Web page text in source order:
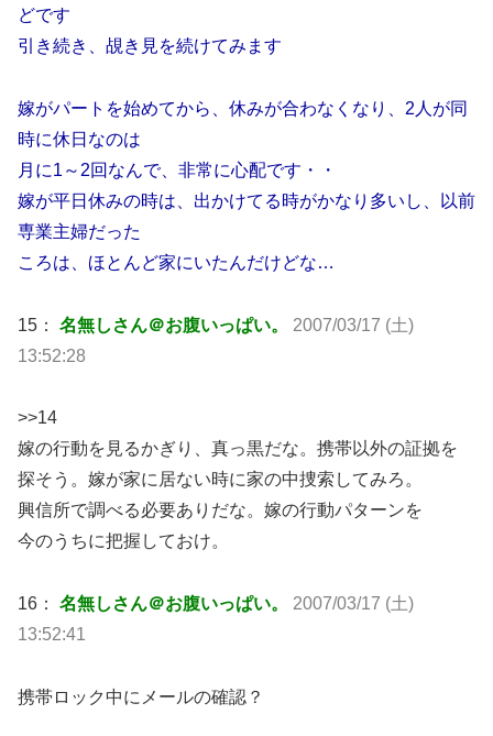
どです
引き続き、覘き見を続けてみます
嫁がパートを始めてから、休みが合わなくなり、2人が同
時に休日なのは
月に1～2回なんで、非常に心配です・・
嫁が平日休みの時は、出かけてる時がかなり多いし、以前
専業主婦だった
ころは、ほとんど家にいたんだけどな…
15： 名無しさん＠お腹いっぱい。 2007/03/17 (土)
13:52:28
>>14
嫁の行動を見るかぎり、真っ黒だな。携帯以外の証拠を
探そう。嫁が家に居ない時に家の中捜索してみろ。
興信所で調べる必要ありだな。嫁の行動パターンを
今のうちに把握しておけ。
16： 名無しさん＠お腹いっぱい。 2007/03/17 (土)
13:52:41
携帯ロック中にメールの確認？